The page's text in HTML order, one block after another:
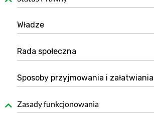
Władze
Rada społeczna
Sposoby przyjmowania i
Zasady funkcjonowania